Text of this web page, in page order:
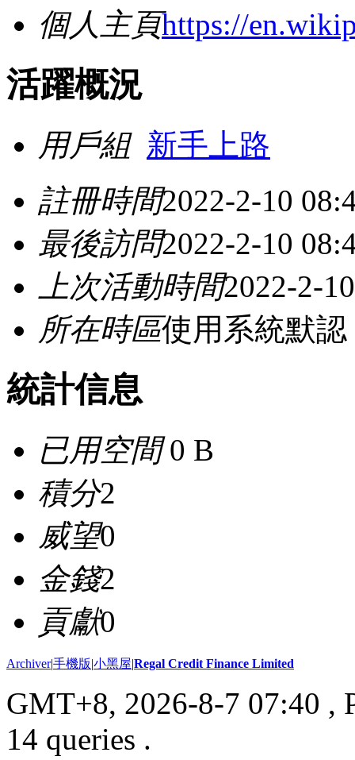
個人主頁https://
活躍概況
用戶組 新手上路
註冊時間2022-2-10
最後訪問2022-2-10
上次活動時間2022-2-
所在時區使用系統默認
統計信息
已用空間0 B
積分2
威望0
金錢2
貢獻0
Archiver|手機版|小黑屋|Regal Credit Finance Limited
GMT+8, 2026-8-7 07:40 ,
14 queries .